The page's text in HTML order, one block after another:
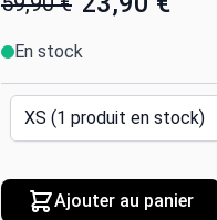
En stock
Ajouter au panier